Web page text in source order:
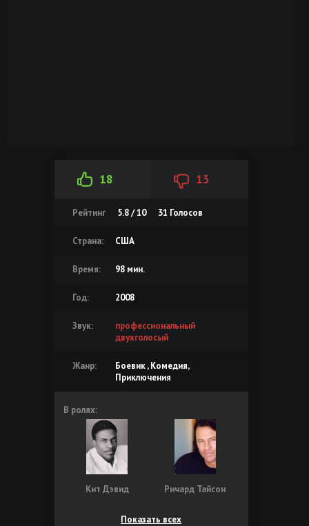
18 13
Рейтинг 5.8 / 10 31 Голосов
Страна: США
Время: 98 мин.
Год: 2008
Звук:
профессиональный
двухголосый
Жанр:
Боевик , Комедия,
Приключения
В ролях:
Кит Дэвид Ричард Тайсон
Показать всех